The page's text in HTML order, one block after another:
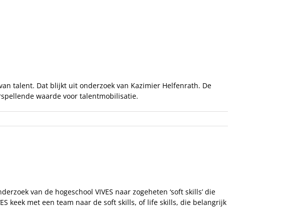
talent. Dat blijkt uit onderzoek van Kazimier Helfenrath. De
waarde voor talentmobilisatie.
van de hogeschool VIVES naar zogeheten ‘soft skills’ die
keek met een team naar de soft skills, of life skills, die belangrijk